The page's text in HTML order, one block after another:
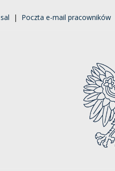
| Poczta e-mail pracowników